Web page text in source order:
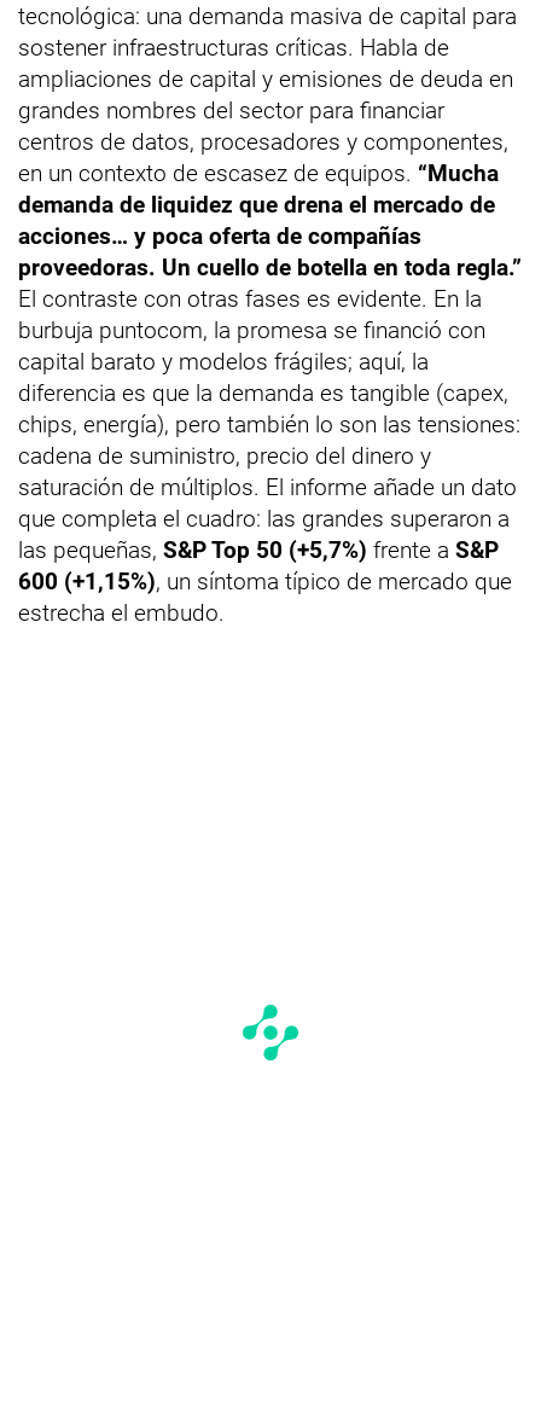
tecnológica: una demanda masiva de capital para
sostener infraestructuras críticas. Habla de
ampliaciones de capital y emisiones de deuda en
grandes nombres del sector para financiar
centros de datos, procesadores y componentes,
en un contexto de escasez de equipos. “Mucha
demanda de liquidez que drena el mercado de
acciones… y poca oferta de compañías
proveedoras. Un cuello de botella en toda regla.”
El contraste con otras fases es evidente. En la
burbuja puntocom, la promesa se financió con
capital barato y modelos frágiles; aquí, la
diferencia es que la demanda es tangible (capex,
chips, energía), pero también lo son las tensiones:
cadena de suministro, precio del dinero y
saturación de múltiplos. El informe añade un dato
que completa el cuadro: las grandes superaron a
las pequeñas, S&P Top 50 (+5,7%) frente a S&P
600 (+1,15%), un síntoma típico de mercado que
estrecha el embudo.